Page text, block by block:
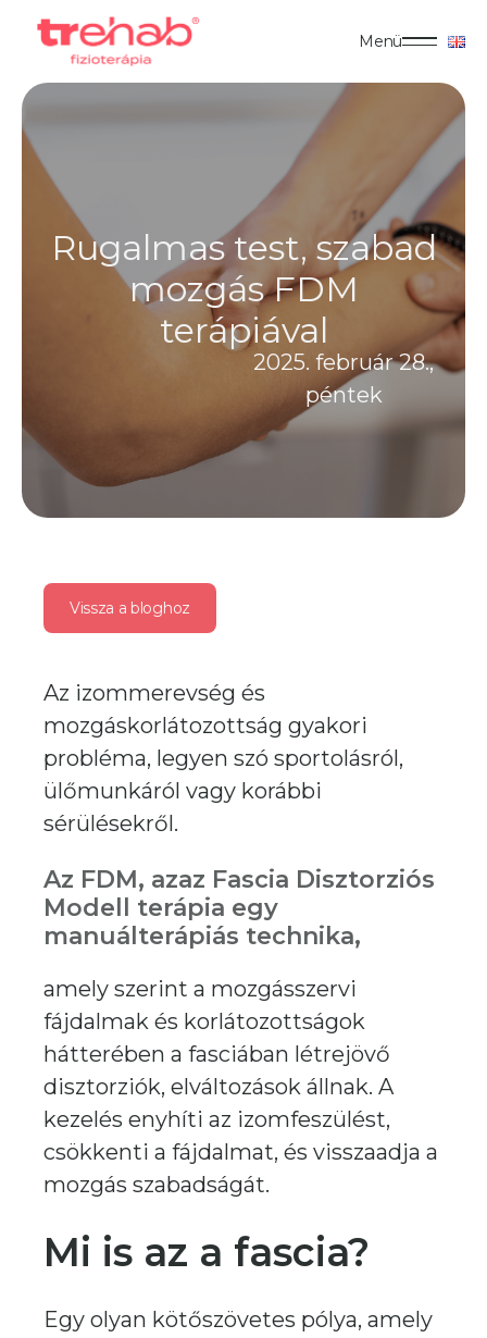
Menü
2025. február 28.,
péntek
Rugalmas test, szabad
mozgás FDM
terápiával
Vissza a bloghoz
Az izommerevség és
mozgáskorlátozottság gyakori
probléma, legyen szó sportolásról,
ülőmunkáról vagy korábbi
sérülésekről.
Az FDM, azaz Fascia Disztorziós
Modell terápia egy
manuálterápiás technika,
amely szerint a mozgásszervi
fájdalmak és korlátozottságok
hátterében a fasciában létrejövő
disztorziók, elváltozások állnak. A
kezelés enyhíti az izomfeszülést,
csökkenti a fájdalmat, és visszaadja a
mozgás szabadságát.
Mi is az a fascia?
Egy olyan kötőszövetes pólya, amely